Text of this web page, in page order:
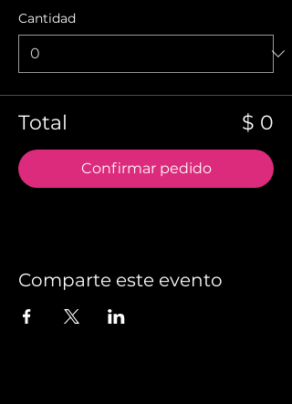
Cantidad
Total $ 0
Confirmar pedido
Comparte este evento